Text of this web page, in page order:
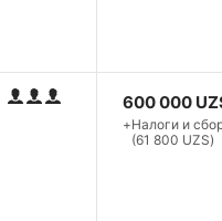
600 000
+Налоги и
(61 800 UZS)